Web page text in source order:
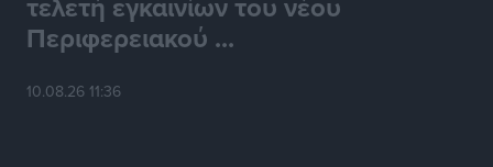
Περιφερειακού ...
10.08.26 11:36